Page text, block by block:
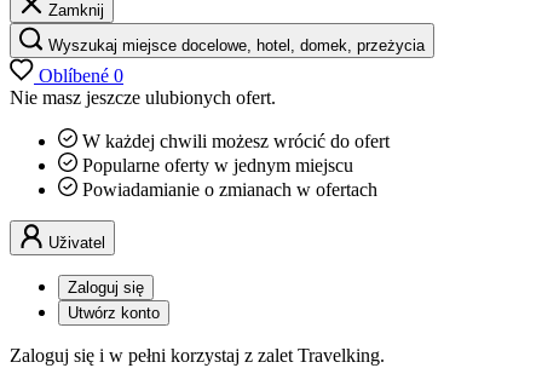
Zamknij
Wyszukaj miejsce docelowe, hotel, domek, przeżycia
Oblíbené 0
Nie masz jeszcze ulubionych ofert.
W każdej chwili możesz wrócić do ofert
Popularne oferty w jednym miejscu
Powiadamianie o zmianach w ofertach
Uživatel
Zaloguj się
Utwórz konto
Zaloguj się i w pełni korzystaj z zalet Travelking.